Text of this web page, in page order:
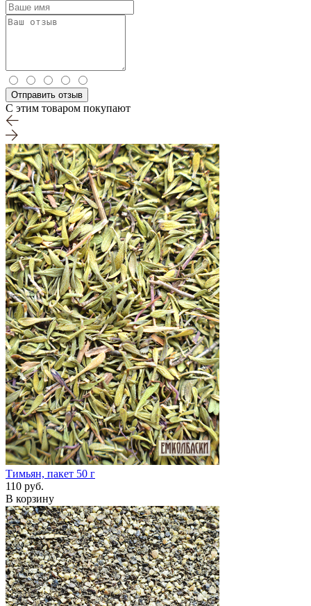
Отправить отзыв
С этим товаром покупают
Тимьян, пакет 50 г
110 руб.
В корзину